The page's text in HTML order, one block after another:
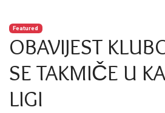
Featured
OBAVIJEST
SE TAKMIČE U
LIGI